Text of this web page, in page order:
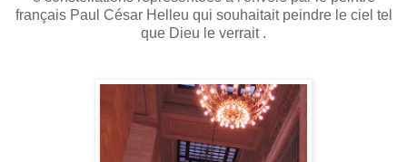
français Paul César Helleu qui souhaitait peindre le ciel tel
que Dieu le verrait .